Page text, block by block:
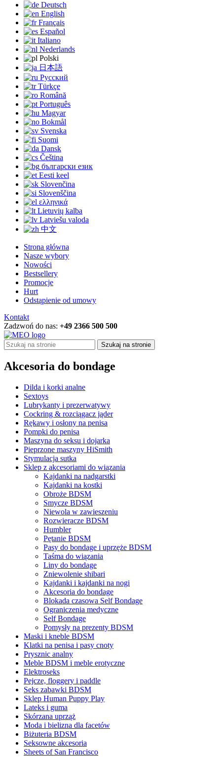
Deutsch
English
Français
Español
Italiano
Nederlands
Polski
日本語
Русский
Türkçe
Română
Português
Magyar
Bokmål
Svenska
Suomi
Dansk
Čeština
български език
Eesti keel
Slovenčina
Slovenščina
ελληνικά
Lietuvių kalba
Latviešu valoda
中文
Strona główna
Nasze wybory
Nowości
Bestsellery
Promocje
Hurt
Odstąpienie od umowy
Kontakt
Zadzwoń do nas: +49 2366 500 500
Szukaj na stronie
Akcesoria do bondage
Dilda i korki analne
Sextoys
Lubrykanty i prezerwatywy
Cockring & rozciągacz jąder
Rękawy i osłony na penisa
Pompki do penisa
Maszyna do seksu i dojarka
Pieprzone maszyny HiSmith
Stymulacja sutka
Sklep z akcesoriami do wiązania
Kajdanki na nadgarstki
Kajdanki na kostki
Obroże BDSM
Smycze BDSM
Niewola w zawieszeniu
Rozwieracze BDSM
Humbler
Pętanie BDSM
Pasy do bondage i uprzęże BDSM
Taśma do wiązania
Liny do bondage
Zniewolenie shibari
Kajdanki i kajdanki na nogi
Akcesoria do bondage
Blokada czasowa Self Bondage
Ograniczenia medyczne
Self Bondage
Pomysły na prezenty BDSM
Maski i kneble BDSM
Klatki na penisa i pasy cnoty
Prysznic analny
Meble BDSM i meble erotyczne
Elektroseks
Pejcze, floggery i paddle
Seks zabawki BDSM
Sklep Human Puppy Play
Lateks i guma
Skórzana uprząż
Moda i bielizna dla facetów
Biżuteria BDSM
Seksowne akcesoria
Sheets of San Francisco